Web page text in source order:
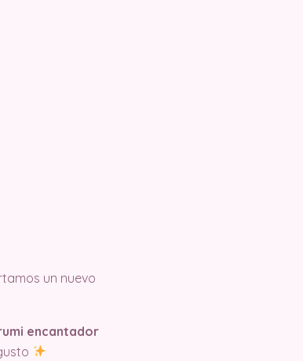
un nuevo
encantador